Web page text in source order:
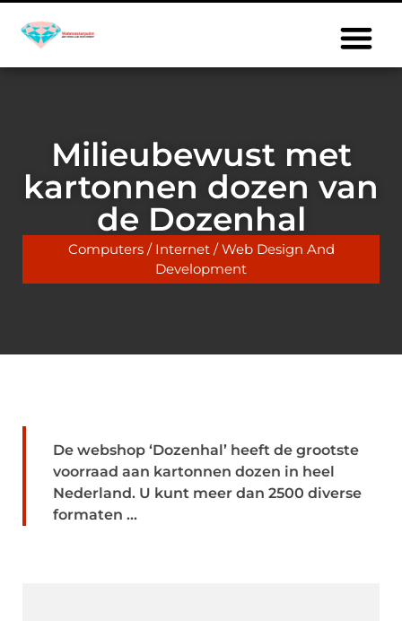
Milieubewust met
kartonnen dozen van
de Dozenhal
Computers / Internet / Web Design And
Development
De webshop ‘Dozenhal’ heeft de grootste
voorraad aan kartonnen dozen in heel
Nederland. U kunt meer dan 2500 diverse
formaten ...